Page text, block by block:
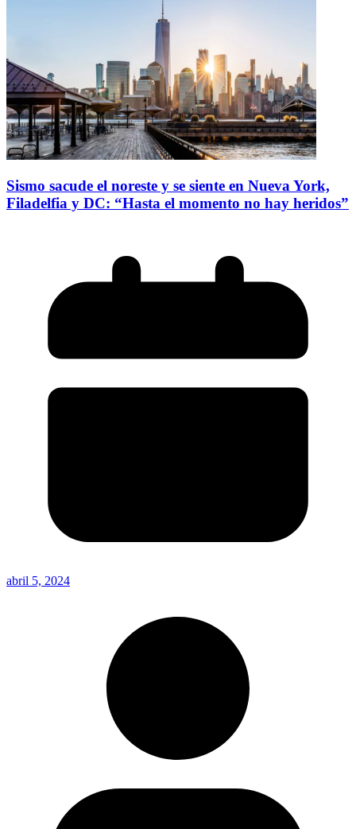
Sismo sacude el noreste y se siente en Nueva York,
Filadelfia y DC: “Hasta el momento no hay heridos”
abril 5, 2024